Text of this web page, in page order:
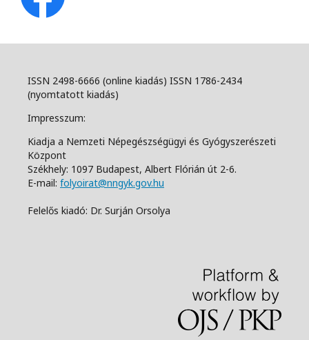
ISSN 2498-6666 (online kiadás) ISSN 1786-2434
(nyomtatott kiadás)
Impresszum:
Kiadja a Nemzeti Népegészségügyi és Gyógyszerészeti
Központ
Székhely: 1097 Budapest, Albert Flórián út 2-6.
E-mail: folyoirat@nngyk.gov.hu
Felelős kiadó: Dr. Surján Orsolya